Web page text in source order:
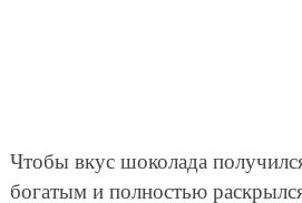
Чтобы вкус шоколада
богатым и полностью